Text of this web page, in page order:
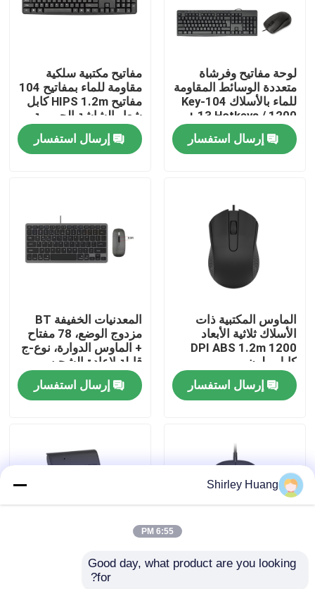
المنتجات
جولة في المصنع
مراقبة الجودة
اتصل بنا
القضايا
لوحة مفاتيح وفرشاة
متعددة الوسائط المقاومة
للماء بالأسلاك 104-Key
+ 13 Hotkeys / 1200
DPI HIPS قابلة
للتخصيصإرسال استفسار
مفاتيح مكتبية سلكية
مقاومة للماء بمفاتيح 104
مفاتيح HIPS 1.2m كابل
شعار الشاشة الحريرية
المخصصة
إرسال استفسار
الماوس المكتبية ذات
الأسلاك ثلاثية الأبعاد
1200 DPI ABS 1.2m
كابل ملون
إرسال استفسار
المعدنيات الخفيفة BT
مزدوج الوضع، 78 مفتاح
+ الماوس الدوارة، نوع-ج
قابلة لإعادة الشحن
إرسال استفسار
الماوس البصرية ذات
لوحة مفاتيح رقمية
Shirley Huang
6:55 PM
Good day, what product are you looking
for?